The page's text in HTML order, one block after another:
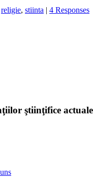
religie, stiinta | 4 Responses
ştiinţifice